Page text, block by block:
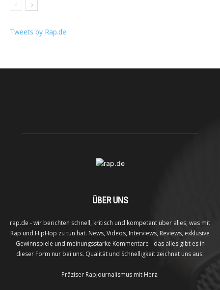
Tweets by Rap.de
ÜBER UNS
rap.de - wir berichten schnell, kritisch und kompetent über alles, was mit
Rap und HipHop zu tun hat. News, Videos, Interviews, Reviews, exklusive
Gewinnspiele und meinungsstarke Kommentare - das alles gibt es in
dieser Form nur bei uns. Qualität und Schnelligkeit zeichnet uns aus.
Präziser Rapjournalismus mit Herz.